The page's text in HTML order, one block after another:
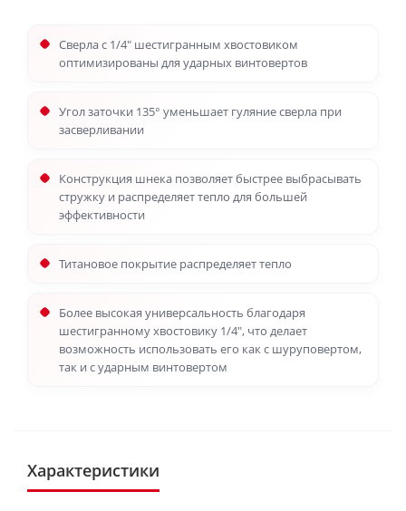
Cверла с 1/4" шестигранным хвостовиком
оптимизированы для ударных винтовертов
Угол заточки 135° уменьшает гуляние сверла при
засверливании
Конструкция шнека позволяет быстрее выбрасывать
стружку и распределяет тепло для большей
эффективности
Титановое покрытие распределяет тепло
Более высокая универсальность благодаря
шестигранному хвостовику 1/4", что делает
возможность использовать его как с шуруповертом,
так и с ударным винтовертом
Характеристики